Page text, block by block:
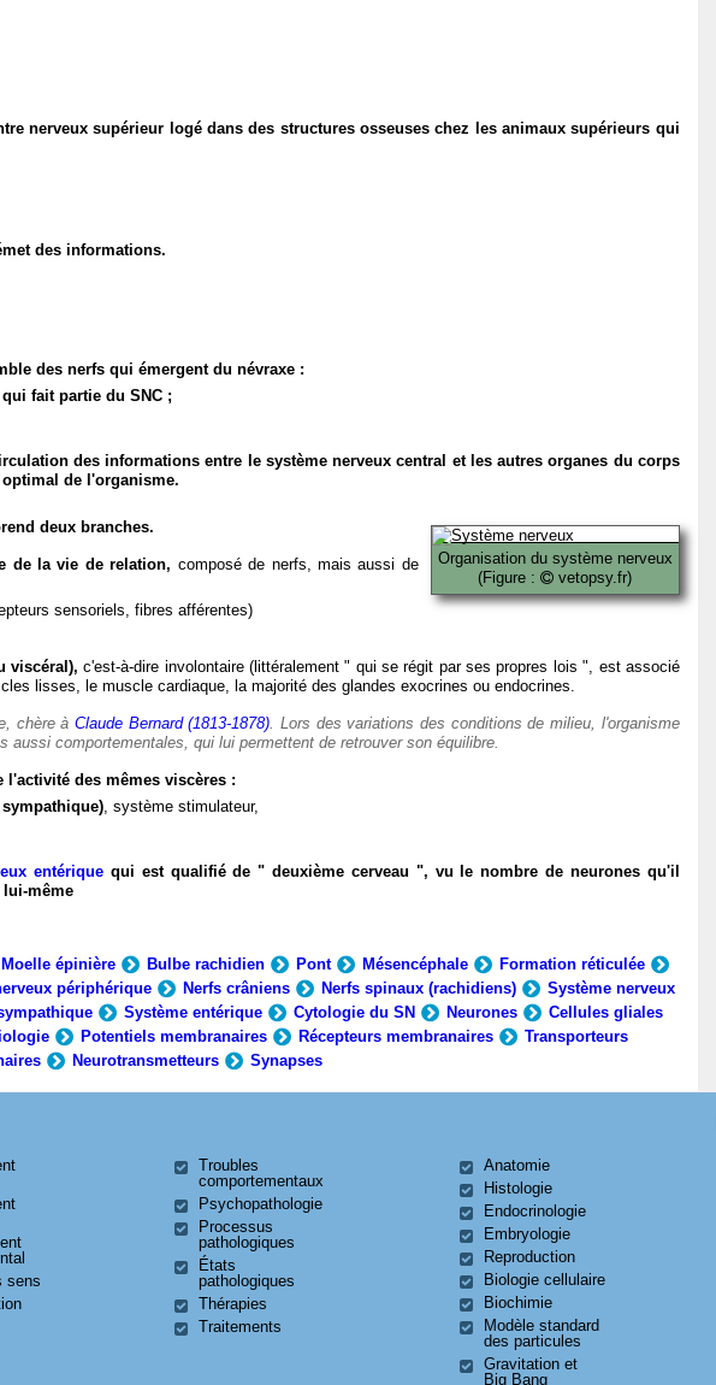
nerveux supérieur logé dans des structures osseuses chez les animaux supérieurs qui
des informations.
des nerfs qui émergent du névraxe :
qui fait partie du SNC ;
des informations entre le système nerveux central et les autres organes du corps
de l'organisme.
Organisation du système nerveux
(Figure :
vetopsy.fr)
deux branches.
de la vie de relation, composé de nerfs, mais aussi de
sensoriels, fibres afférentes)
viscéral), c'est-à-dire involontaire (littéralement " qui se régit par ses propres lois ", est associé
lisses, le muscle cardiaque, la majorité des glandes exocrines ou endocrines.
chère àClaude Bernard (1813-1878). Lors des variations des conditions de milieu, l'organisme
comportementales, qui lui permettent de retrouver son équilibre.
l'activité des mêmes viscères :
, système stimulateur,
entérique qui est qualifié de " deuxième cerveau ", vu le nombre de neurones qu'il
lui-même
Moelle épinière Bulbe rachidien Pont Mésencéphale
Formation réticulée
périphérique Nerfs crâniens Nerfs spinaux (rachidiens)
Système nerveux
Système entérique Cytologie du SN Neurones
Cellules gliales
Potentiels membranaires Récepteurs membranaires
Transporteurs
Neurotransmetteurs Synapses
sens
Troubles
comportementaux
Psychopathologie
Processus
pathologiques
États
pathologiques
Thérapies
Traitements
Anatomie
Histologie
Endocrinologie
Embryologie
Reproduction
Biologie cellulaire
Biochimie
Modèle standard
des particules
Gravitation et
Big Bang